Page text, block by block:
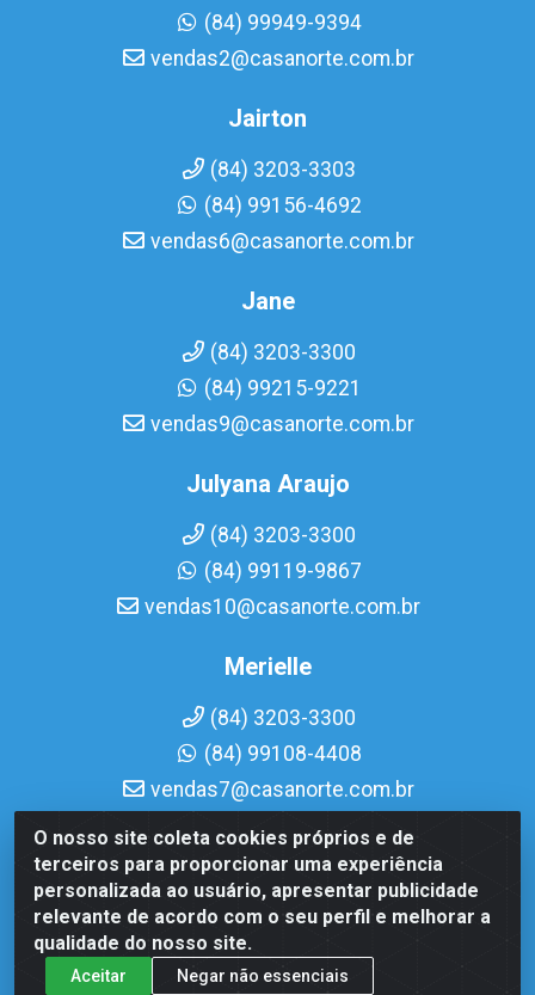
O nosso site coleta cookies próprios e de
terceiros para proporcionar uma experiência
personalizada ao usuário, apresentar publicidade
relevante de acordo com o seu perfil e melhorar a
qualidade do nosso site.
Aceitar Negar não essenciais
(84) 99949-9394
vendas2@casanorte.com.br
Jairton
(84) 3203-3303
(84) 99156-4692
vendas6@casanorte.com.br
Jane
(84) 3203-3300
(84) 99215-9221
vendas9@casanorte.com.br
Julyana Araujo
(84) 3203-3300
(84) 99119-9867
vendas10@casanorte.com.br
Merielle
(84) 3203-3300
(84) 99108-4408
vendas7@casanorte.com.br
Casa Norte LTDA - Av. Interventor Mário Câmara, 1815 - Dix-
Sept Rosado, Natal/RN - CEP 59054-600 - CNPJ
08.713.513/0001-51